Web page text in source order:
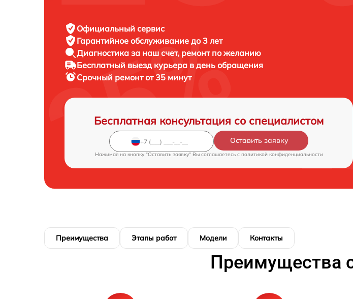
Официальный сервис
Гарантийное обслуживание до 3 лет
Диагностика за наш счет, ремонт по желанию
Бесплатный выезд курьера в день обращения
Срочный ремонтот 35 минут
Бесплатная консультация со специалистом
Оставить заявку
Нажимая на кнопку "Оставить заявку" Вы соглашаетесь c политикой конфиденциальности
Преимущества Этапы работ Модели Контакты
Преимущества